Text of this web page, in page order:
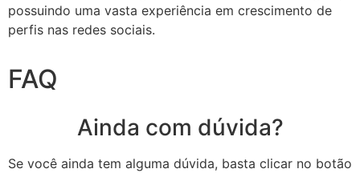
possuindo uma vasta experiência em crescimento de
perfis nas redes sociais.
FAQ
Ainda com dúvida?
Se você ainda tem alguma dúvida, basta clicar no botão